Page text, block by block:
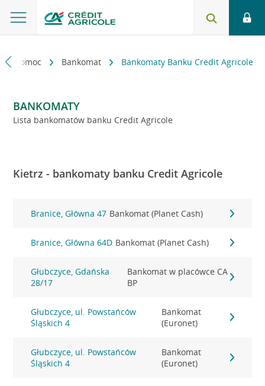
i pomoc Bankomat Bankomaty Banku Credit Agricole
BANKOMATY
Lista bankomatów banku Credit Agricole
Kietrz - bankomaty banku Credit Agricole
Branice, Główna 47 Bankomat (Planet Cash)
Branice, Główna 64D Bankomat (Planet Cash)
Głubczyce, Gdańska
28/17
Bankomat w placówce CA
BP
Głubczyce, ul. Powstańców
Śląskich 4
Bankomat
(Euronet)
Głubczyce, ul. Powstańców
Śląskich 4
Bankomat
(Euronet)